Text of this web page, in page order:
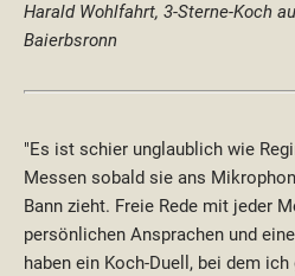
Harald Wohlfahrt, 3-Sterne-Koch
Baierbsronn
"Es ist schier unglaublich wie
Messen sobald sie ans
Bann zieht. Freie Rede mit jeder
persönlichen Ansprachen und
haben ein Koch-Duell, bei dem ich